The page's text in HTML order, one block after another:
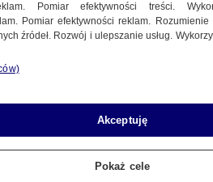
Pomiar efektywności treści.
Pomiar efektywności reklam.
źródeł. Rozwój i ulepszanie usług.
Akceptuję
Pokaż cele